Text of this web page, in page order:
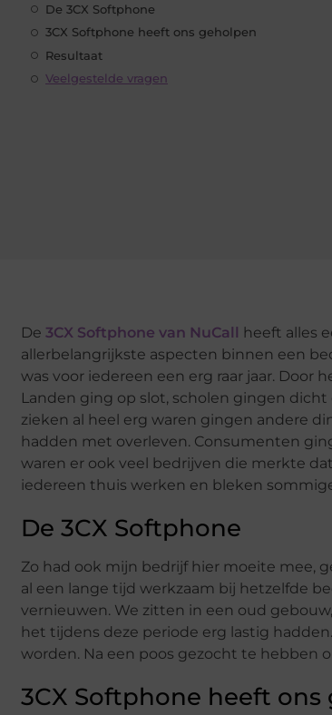
De 3CX Softphone
3CX Softphone heeft ons geholpen
Resultaat
Veelgestelde vragen
De 3CX Softphone van NuCall heeft alles
allerbelangrijkste aspecten binnen een
was voor iedereen een erg raar jaar. Door
Landen ging op slot, scholen gingen
zieken al heel erg waren gingen andere
hadden met overleven. Consumenten
waren er ook veel bedrijven die merkte
iedereen thuis werken en bleken
De 3CX Softphone
Zo had ook mijn bedrijf hier moeite mee,
al een lange tijd werkzaam bij hetzelfde
vernieuwen. We zitten in een oud
het tijdens deze periode erg lastig
worden. Na een poos gezocht te hebben
3CX Softphone heeft ons